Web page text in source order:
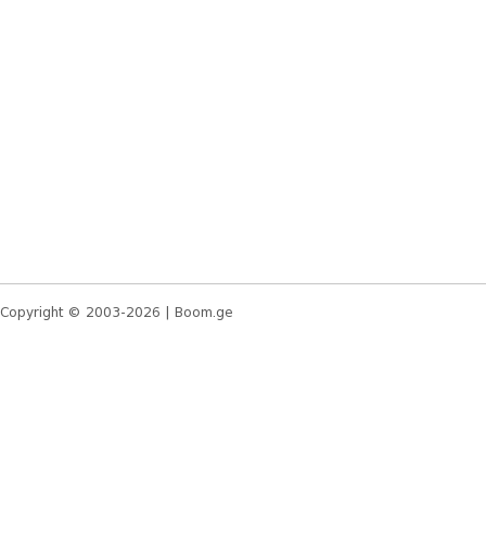
Copyright © 2003-2026 | Boom.ge